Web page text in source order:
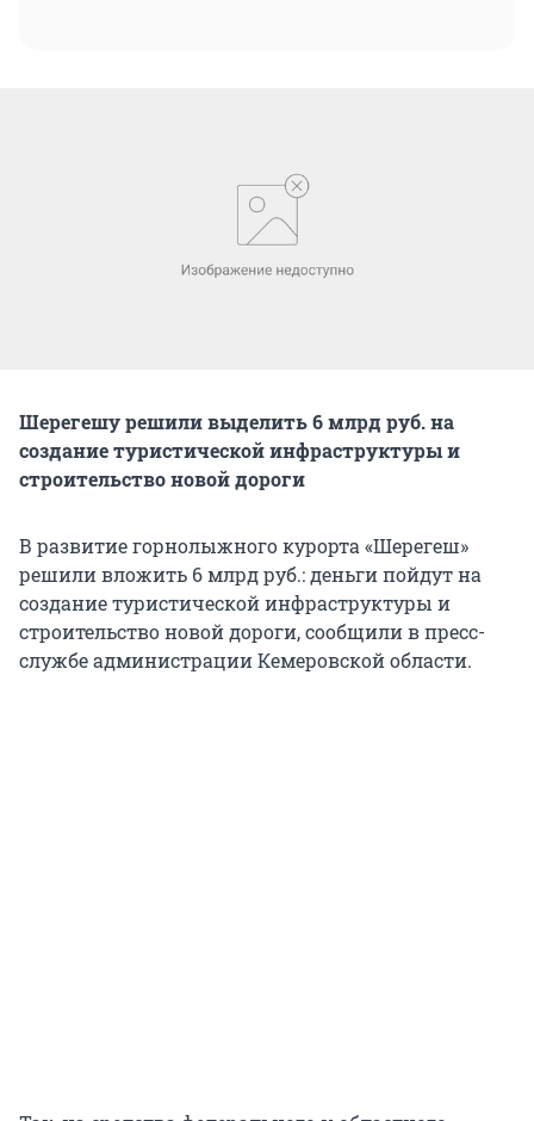
Шерегешу решили выделить 6 млрд руб. на
создание туристической инфраструктуры и
строительство новой дороги
В развитие горнолыжного курорта «Шерегеш»
решили вложить 6 млрд руб.: деньги пойдут на
создание туристической инфраструктуры и
строительство новой дороги, сообщили в пресс-
службе администрации Кемеровской области.